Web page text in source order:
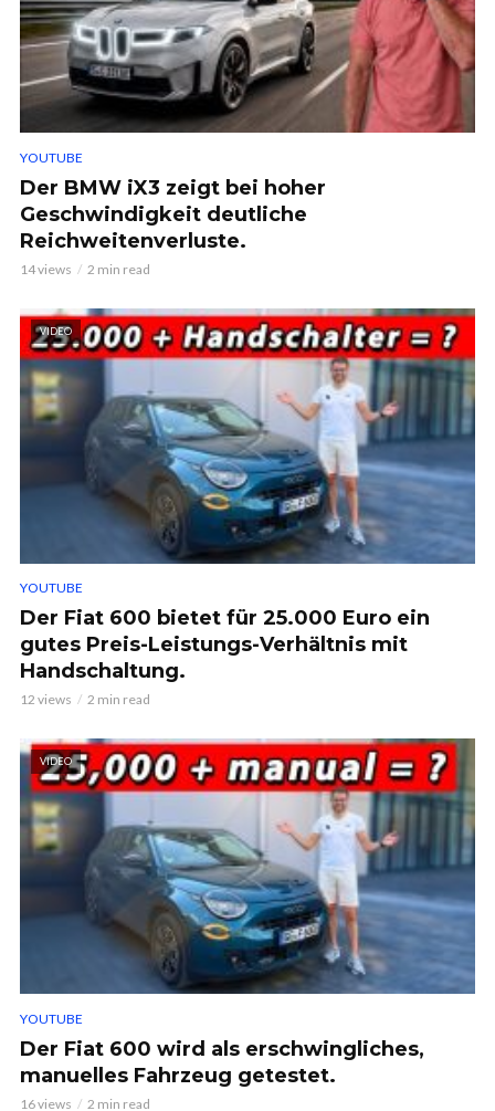
YOUTUBE
Der BMW iX3 zeigt bei hoher
Geschwindigkeit deutliche
Reichweitenverluste.
14 views 2 min read
VIDEO
YOUTUBE
Der Fiat 600 bietet für 25.000 Euro ein
gutes Preis-Leistungs-Verhältnis mit
Handschaltung.
12 views 2 min read
VIDEO
YOUTUBE
Der Fiat 600 wird als erschwingliches,
manuelles Fahrzeug getestet.
16 views 2 min read